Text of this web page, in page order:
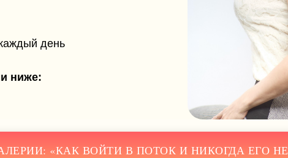
8 МАЯ • БАРСЕЛОНА
день
ниже:
«КАК ВОЙТИ В ПОТОК И НИКОГДА ЕГО НЕ